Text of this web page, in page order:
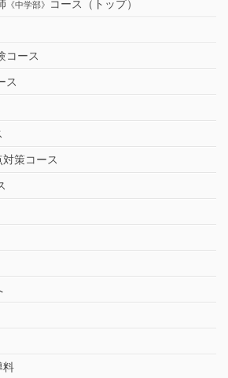
《中学部》 コース（トップ）
コース
ス
策コース
料